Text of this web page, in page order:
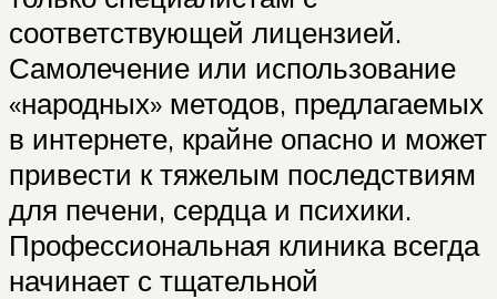
соответствующей лицензией.
Самолечение или использование
«народных» методов, предлагаемых
в интернете, крайне опасно и может
привести к тяжелым последствиям
для печени, сердца и психики.
Профессиональная клиника всегда
начинает с тщательной